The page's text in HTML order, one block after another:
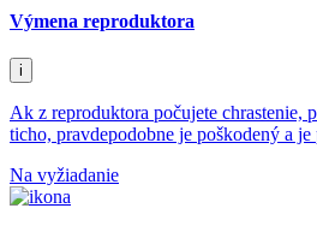
Výmena reproduktora
i
Ak z reproduktora počujete chrastenie,
ticho, pravdepodobne je poškodený a je
Na vyžiadanie